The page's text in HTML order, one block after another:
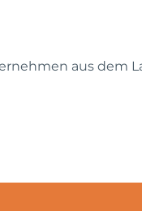
aus dem